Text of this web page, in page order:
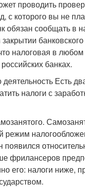
проводить
с которого вы не
обязан сообщать в
налоговая в
банках.
деятельность Есть
налоги с
режим
появился
фрилансеров
его: налоги ниже,